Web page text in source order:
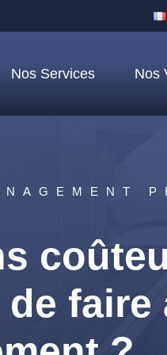
Nos Services Nos
de